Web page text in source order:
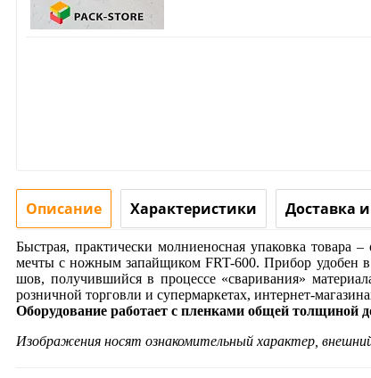
Описание Характеристики Доставка
Быстрая, практически молниеносная упаковка товара
мечты с ножным запайщиком FRT-600. Прибор удобен в
шов, получившийся в процессе «сваривания»
розничной торговли и супермаркетах, интернет-
Оборудование работает с пленками общей толщиной
Изображения носят ознакомительный характер,